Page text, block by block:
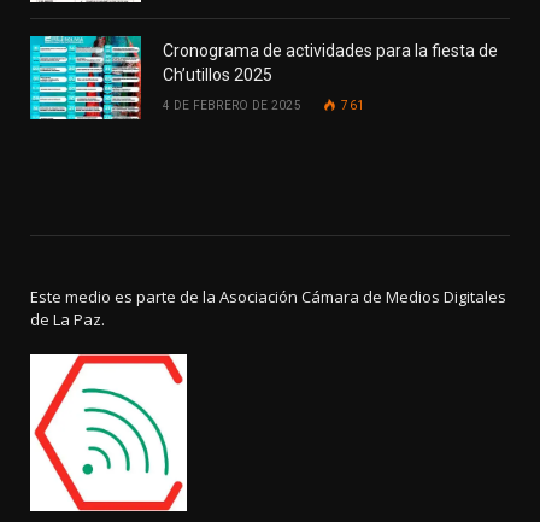
Cronograma de actividades para la fiesta de
Ch’utillos 2025
4 DE FEBRERO DE 2025 761
Este medio es parte de la Asociación Cámara de Medios Digitales
de La Paz.